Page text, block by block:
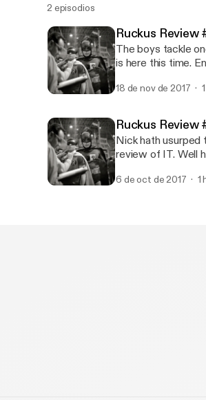
2 episodios
Ruckus
The boys tackle
is here this time.
Hayden's well
mispronunciations. Want to submit suggestions, ask questions, send love letters,
18 de nov de 2017
Ruckus Review
Nick hath usurped
review of IT. Well
6 de oct de 2017 1